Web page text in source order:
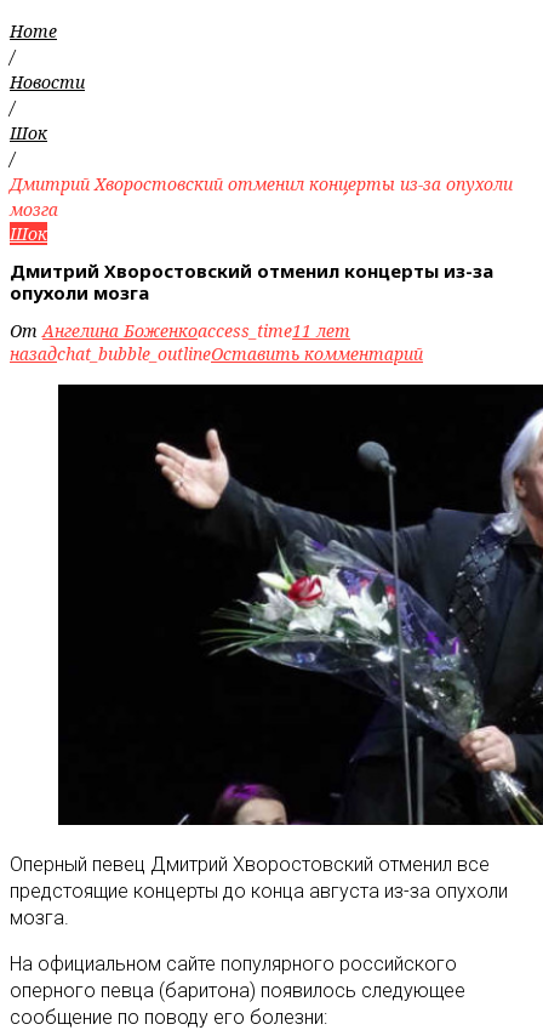
Home
/
Новости
/
Шок
/
Дмитрий Хворостовский отменил концерты из-за опухоли
мозга
Шок
Дмитрий Хворостовский отменил концерты из-за
опухоли мозга
ОтАнгелина Боженкоaccess_time11 лет
назадchat_bubble_outlineОставить комментарий
Оперный певец Дмитрий Хворостовский отменил все
предстоящие концерты до конца августа из-за опухоли
мозга.
На официальном сайте популярного российского
оперного певца (баритона) появилось следующее
сообщение по поводу его болезни: